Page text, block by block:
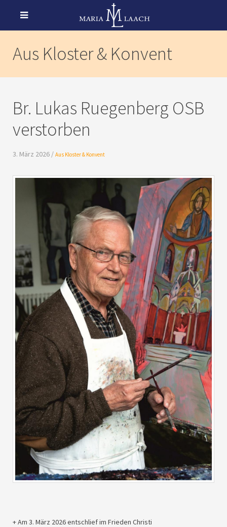
Aus Kloster & Konvent
Br. Lukas Ruegenberg OSB
verstorben
3. März 2026 / Aus Kloster & Konvent
+ Am 3. März 2026 entschlief im Frieden Christi